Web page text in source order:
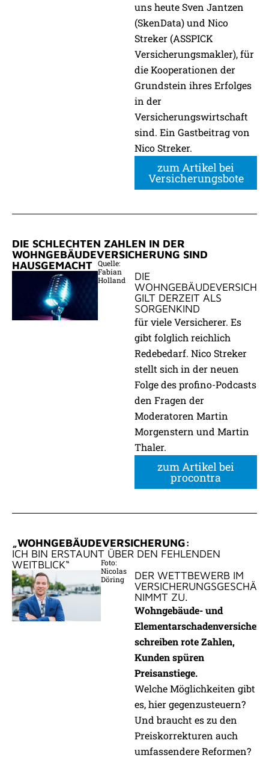
uns heute Sven Jantzen
(SkenData) und Nico
Streker (ASSPICK
Versicherungsmakler), für
die Kooperationen der
Grundstein ihres Erfolges
in der
Versicherungswirtschaft
sind. Ein Gastbeitrag von
Nico Streker.
zum Artikel bei
Versicherungsbote
DIE SCHLECHTEN ZAHLEN IN DER
WOHNGEBÄUDEVERSICHERUNG SIND
HAUSGEMACHT Quelle:
Fabian
Holland
DIE
GILT DERZEIT ALS
SORGENKIND
für viele Versicherer. Es
gibt folglich reichlich
Redebedarf. Nico Streker
stellt sich in der neuen
Folge des profino-Podcasts
den Fragen der
Moderatoren Martin
Morgenstern und Martin
Thaler.
zum Artikel bei
procontra
„WOHNGEBÄUDEVERSICHERUNG:
ICH BIN ERSTAUNT ÜBER DEN FEHLENDEN
WEITBLICK“
Foto:
Nicolas
Döring
DER WETTBEWERB IM
VERSICHERUNGSGESCHÄFT
NIMMT ZU.
Wohngebäude- und
Elementarschadenversicherer
schreiben rote Zahlen,
Kunden spüren
Preisanstiege.
Welche Möglichkeiten gibt
es, hier gegenzusteuern?
Und braucht es zu den
Preiskorrekturen auch
umfassendere Reformen?